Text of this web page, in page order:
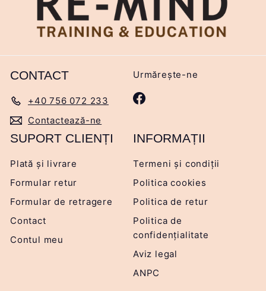
CONTACT
+40 756 072 233
Contactează-ne
Urmărește-ne
Facebook
SUPORT CLIENȚI
Plată și livrare
Formular retur
Formular de retragere
Contact
Contul meu
INFORMAȚII
Termeni și condiții
Politica cookies
Politica de retur
Politica de
confidențialitate
Aviz legal
ANPC